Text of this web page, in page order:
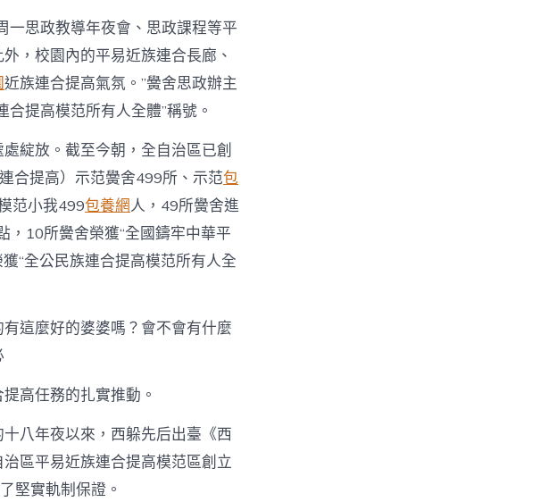
一思政教導年夜會、思政課程等平
，校園內的平易近族連合長廊、
近族連合提高氣氛。”黌舍思政辦主
提高模范所有人全體”稱號。
綻放。截至今朝，全自治區已創
合提高）示范黌舍499所、示范包
范小我499包養網人，49所黌舍進
，10所黌舍榮獲“全國鑄牢中華平
“全公民族連合提高模范所有人全
有這麼好的婆婆嗎？會不會有什麼
高任務的扎實推動。
八年夜以來，西躲先后出臺《西
區平易近族連合提高模范區創立
堅實軌制保證。